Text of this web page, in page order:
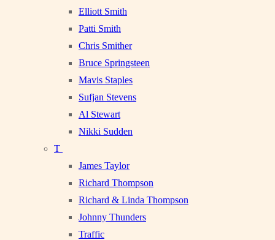
Elliott Smith
Patti Smith
Chris Smither
Bruce Springsteen
Mavis Staples
Sufjan Stevens
Al Stewart
Nikki Sudden
T
James Taylor
Richard Thompson
Richard & Linda Thompson
Johnny Thunders
Traffic